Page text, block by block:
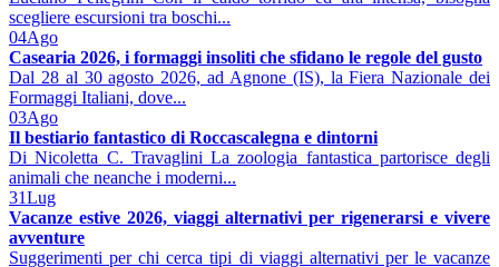
scegliere escursioni tra boschi...
04Ago
Casearia 2026, i formaggi insoliti che sfidano le regole del gusto
Dal 28 al 30 agosto 2026, ad Agnone (IS), la Fiera Nazionale dei
Formaggi Italiani, dove...
03Ago
Il bestiario fantastico di Roccascalegna e dintorni
Di Nicoletta C. Travaglini La zoologia fantastica partorisce degli
animali che neanche i moderni...
31Lug
Vacanze estive 2026, viaggi alternativi per rigenerarsi e vivere
avventure
Suggerimenti per chi cerca tipi di viaggi alternativi per le vacanze